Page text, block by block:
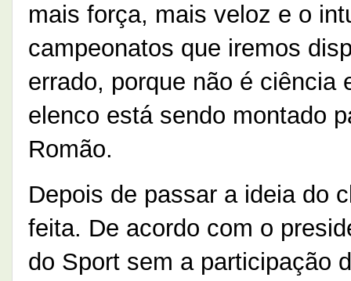
mais força, mais veloz e o
campeonatos que iremos
errado, porque não é ciência
elenco está sendo montado
Romão.
Depois de passar a ideia do
feita. De acordo com o
do Sport sem a participação